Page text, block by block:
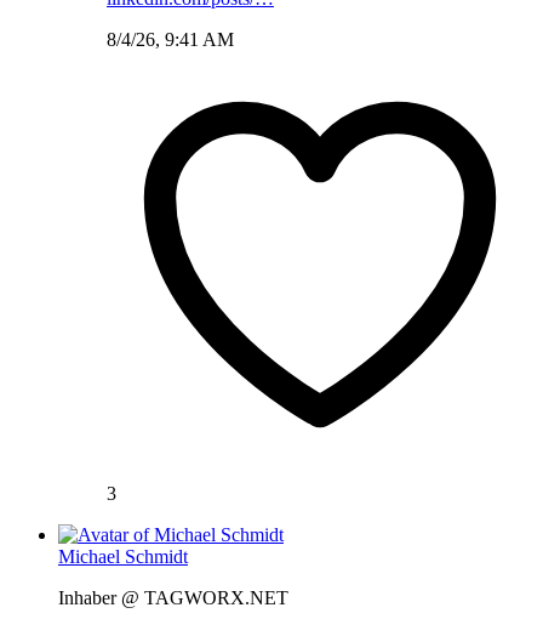
8/4/26, 9:41 AM
3
Michael Schmidt
Inhaber @ TAGWORX.NET